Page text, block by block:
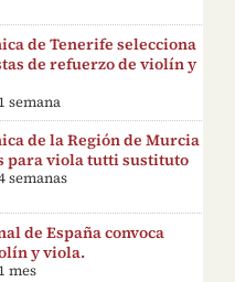
de Tenerife selecciona
de refuerzo de violín y
semana
de la Región de Murcia
para viola tutti sustituto
semanas
de España convoca
y viola.
mes